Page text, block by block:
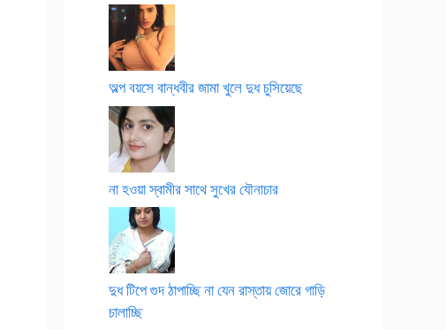
অল্প বয়সে বান্ধবীর জামা খুলে দুধ চুসিয়েছে
না হওয়া স্বামীর সাথে সুখের যৌনাচার
দুধ টিপে গুদ ঠাপাচ্ছি না যেন রাস্তায় জোরে গাড়ি
চালাচ্ছি